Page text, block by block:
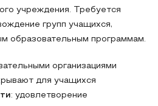
учреждения. Требуется
групп учащихся,
образовательным программам.
организациями
для учащихся
: удовлетворение